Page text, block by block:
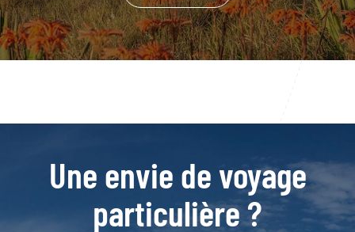
Une envie de voyage
particulière ?